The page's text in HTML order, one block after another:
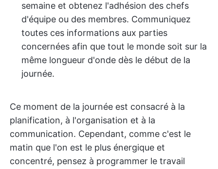
semaine et obtenez l'adhésion des chefs
d'équipe ou des membres. Communiquez
toutes ces informations aux parties
concernées afin que tout le monde soit sur la
même longueur d'onde dès le début de la
journée.
Ce moment de la journée est consacré à la
planification, à l'organisation et à la
communication. Cependant, comme c'est le
matin que l'on est le plus énergique et
concentré, pensez à programmer le travail